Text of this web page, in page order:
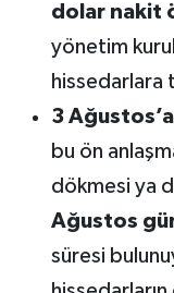
dolar nakit
yönetim
hissedarlara
3
bu ön
dökmesi ya
Ağustos
süresi